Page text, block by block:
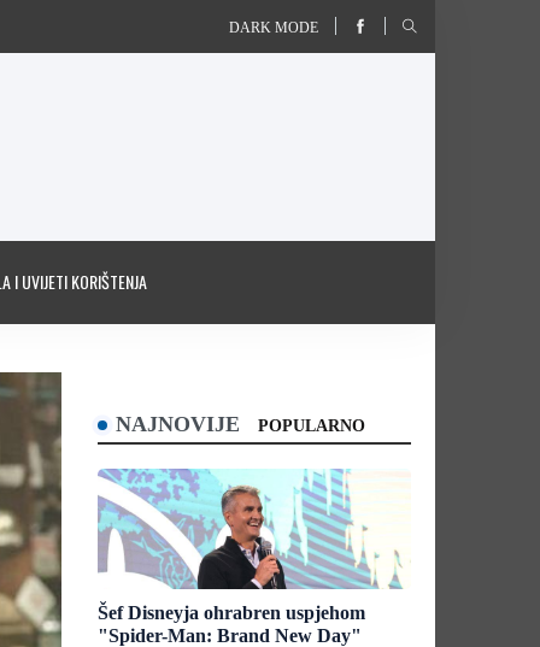
DARK MODE
I UVIJETI KORIŠTENJA
NAJNOVIJE POPULARNO
Šef Disneyja ohrabren uspjehom
"Spider-Man: Brand New Day"